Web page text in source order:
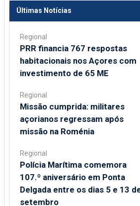
Últimas Notícias
Regional
PRR financia 767 respostas
habitacionais nos Açores com
investimento de 65 ME
Regional
Missão cumprida: militares
açorianos regressam após
missão na Roménia
Regional
Polícia Marítima comemora
107.º aniversário em Ponta
Delgada entre os dias 5 e 13
setembro